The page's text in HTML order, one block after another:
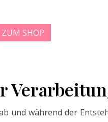
ZUM SHOP
und während der